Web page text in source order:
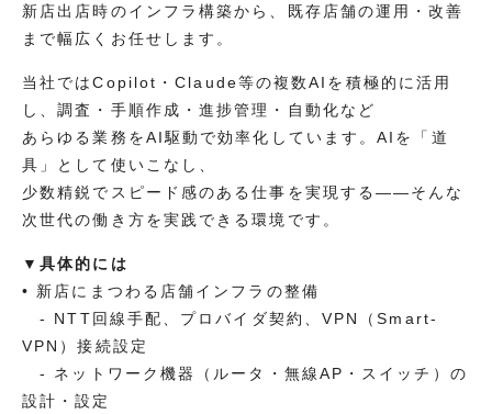
新店出店時のインフラ構築から、既存店舗の運用・改善
まで幅広くお任せします。
当社ではCopilot・Claude等の複数AIを積極的に活用
し、調査・手順作成・進捗管理・自動化など
あらゆる業務をAI駆動で効率化しています。AIを「道
具」として使いこなし、
少数精鋭でスピード感のある仕事を実現する――そんな
次世代の働き方を実践できる環境です。
▼具体的には
• 新店にまつわる店舗インフラの整備
- NTT回線手配、プロバイダ契約、VPN（Smart-
VPN）接続設定
- ネットワーク機器（ルータ・無線AP・スイッチ）の
設計・設定